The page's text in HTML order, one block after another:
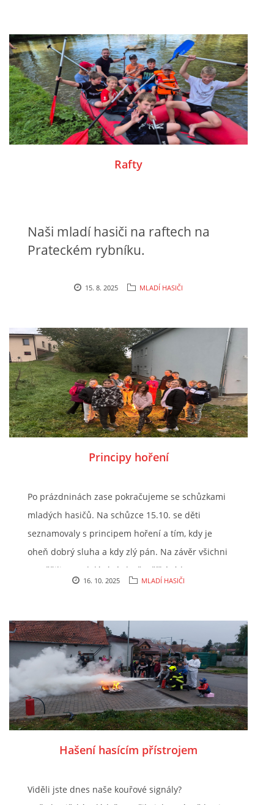
Rafty
Naši mladí hasiči na raftech na
Prateckém rybníku.
15. 8. 2025 MLADÍ HASIČI
Principy hoření
Po prázdninách zase pokračujeme se schůzkami
mladých hasičů. Na schůzce 15.10. se děti
seznamovaly s principem hoření a tím, kdy je
oheň dobrý sluha a kdy zlý pán. Na závěr všichni
soutěžili v rozdelávání ohně. Příští týden se
doma hasicí přístroj?
16. 10. 2025 MLADÍ HASIČI
Hašení hasícím přístrojem
Viděli jste dnes naše kouřové signály?